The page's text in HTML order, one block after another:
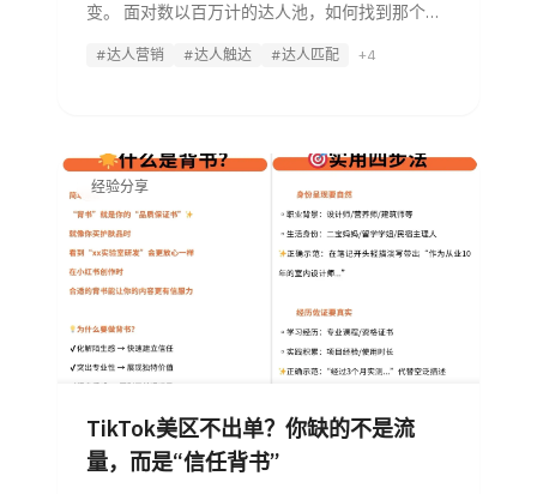
变。 面对数以百万计的达人池，如何找到那个既
如果仅仅依靠人工，这无异于大海捞针。今天，
#达人营销 #达人触达 #达人匹配 +4
经验分享
TikTok美区不出单？你缺的不是流
量，而是“信任背书”